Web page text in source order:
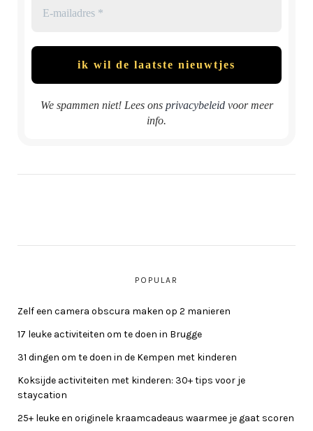
We spammen niet! Lees ons privacybeleidvoor meer
info.
POPULAR
Zelf een camera obscura maken op 2 manieren
17 leuke activiteiten om te doen in Brugge
31 dingen om te doen in de Kempen met kinderen
Koksijde activiteiten met kinderen: 30+ tips voor je
staycation
25+ leuke en originele kraamcadeaus waarmee je gaat scoren